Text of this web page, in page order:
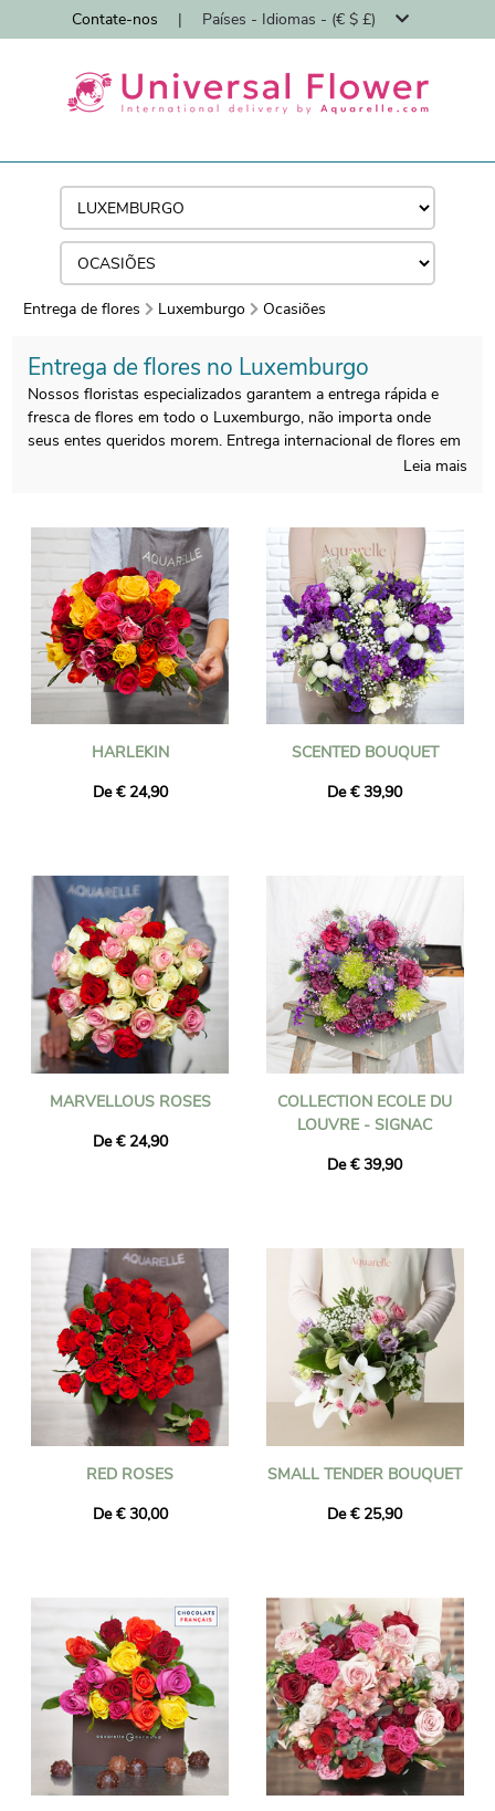
Contate-nos | Países - Idiomas - (€ $ £)
Entrega de flores Luxemburgo Ocasiões
Entrega de flores no Luxemburgo
Nossos floristas especializados garantem a entrega rápida e
fresca de flores em todo o Luxemburgo, não importa onde
seus entes queridos morem. Entrega internacional de flores em
Especialistas na entrega
queridos no Luxemburgo com um requintado buquê de flores
frescas ou uma planta em vaso.
Nossos artesãos floristas
locais, cuidadosamente selecionados e experientes, projetarão e
criarão buquês de flores e plantas para entrega em qualquer
lugar do Luxemburgo para qualquer ocasião com entrega
rápida de flores frescas dentro de 24-48 horas após você ter
feito seu pedido de flores.
Leia mais
HARLEKIN
De € 24,90
SCENTED BOUQUET
De € 39,90
MARVELLOUS ROSES
De € 24,90
COLLECTION ECOLE DU
LOUVRE - SIGNAC
De € 39,90
RED ROSES
De € 30,00
SMALL TENDER BOUQUET
De € 25,90